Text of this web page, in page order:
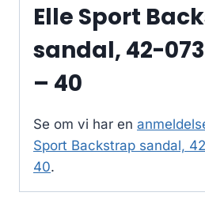
Elle Sport
sandal, 42-
– 40
Se om vi har en
Sport Backstrap sandal,
40.